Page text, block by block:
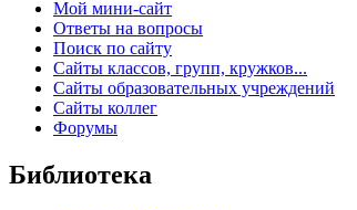
Мой мини-сайт
Ответы на вопросы
Поиск по сайту
Сайты классов, групп, кружков...
Сайты образовательных учреждений
Сайты коллег
Форумы
Библиотека